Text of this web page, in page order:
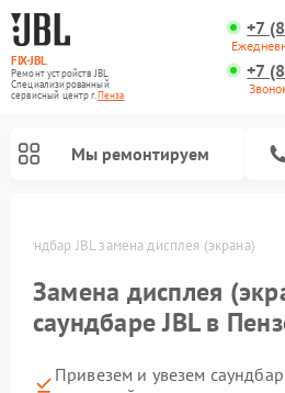
FIX-JBL
Ремонт устройств JBL
Специализированный
cервисный центр г.Пенза
+7
+7
Мы ремонтируем
Саундбар JBL замена дисплея (экрана)
Замена дисплея
саундбаре JBL в
Привезем и увезем